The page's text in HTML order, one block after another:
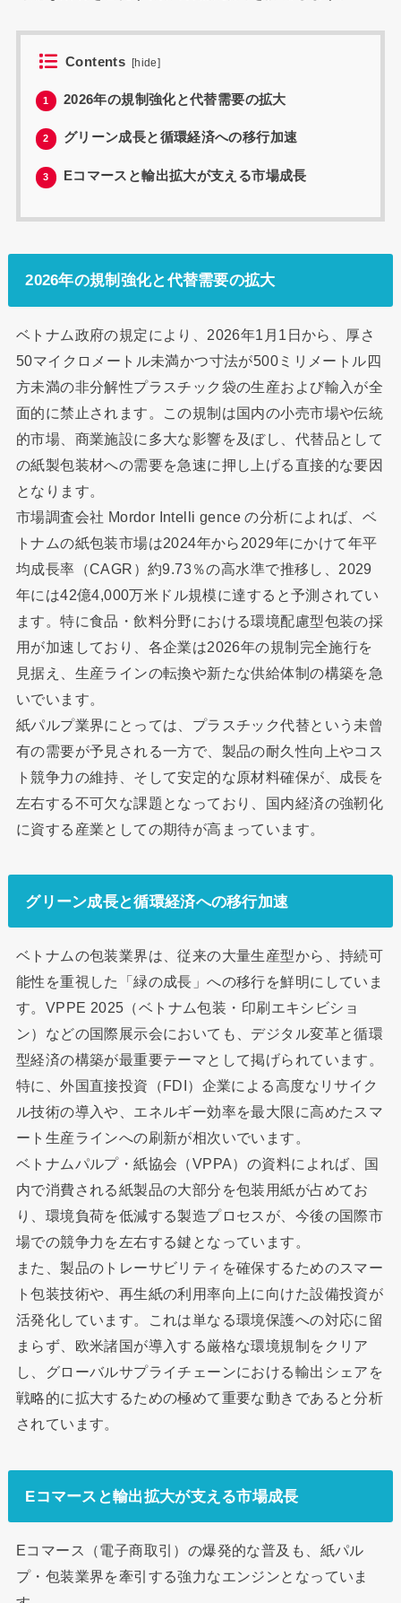
Contents [hide]
1 2026年の規制強化と代替需要の拡大
2 グリーン成長と循環経済への移行加速
3 Eコマースと輸出拡大が支える市場成長
2026年の規制強化と代替需要の拡大
ベトナム政府の規定により、2026年1月1日から、厚さ
50マイクロメートル未満かつ寸法が500ミリメートル四
方未満の非分解性プラスチック袋の生産および輸入が全
面的に禁止されます。この規制は国内の小売市場や伝統
的市場、商業施設に多大な影響を及ぼし、代替品として
の紙製包装材への需要を急速に押し上げる直接的な要因
となります。
市場調査会社 Mordor Intelli gence の分析によれば、ベ
トナムの紙包装市場は2024年から2029年にかけて年平
均成長率（CAGR）約9.73％の高水準で推移し、2029
年には42億4,000万米ドル規模に達すると予測されてい
ます。特に食品・飲料分野における環境配慮型包装の採
用が加速しており、各企業は2026年の規制完全施行を
見据え、生産ラインの転換や新たな供給体制の構築を急
いでいます。
紙パルプ業界にとっては、プラスチック代替という未曾
有の需要が予見される一方で、製品の耐久性向上やコス
ト競争力の維持、そして安定的な原材料確保が、成長を
左右する不可欠な課題となっており、国内経済の強靭化
に資する産業としての期待が高まっています。
グリーン成長と循環経済への移行加速
ベトナムの包装業界は、従来の大量生産型から、持続可
能性を重視した「緑の成長」への移行を鮮明にしていま
す。VPPE 2025（ベトナム包装・印刷エキシビショ
ン）などの国際展示会においても、デジタル変革と循環
型経済の構築が最重要テーマとして掲げられています。
特に、外国直接投資（FDI）企業による高度なリサイク
ル技術の導入や、エネルギー効率を最大限に高めたスマ
ート生産ラインへの刷新が相次いでいます。
ベトナムパルプ・紙協会（VPPA）の資料によれば、国
内で消費される紙製品の大部分を包装用紙が占めてお
り、環境負荷を低減する製造プロセスが、今後の国際市
場での競争力を左右する鍵となっています。
また、製品のトレーサビリティを確保するためのスマー
ト包装技術や、再生紙の利用率向上に向けた設備投資が
活発化しています。これは単なる環境保護への対応に留
まらず、欧米諸国が導入する厳格な環境規制をクリア
し、グローバルサプライチェーンにおける輸出シェアを
戦略的に拡大するための極めて重要な動きであると分析
されています。
Eコマースと輸出拡大が支える市場成長
Eコマース（電子商取引）の爆発的な普及も、紙パル
プ・包装業界を牽引する強力なエンジンとなっていま